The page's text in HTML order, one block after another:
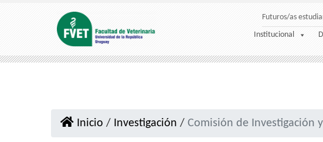
Futuros/as
Institucional
Inicio / Investigación / Comisión de Investigación